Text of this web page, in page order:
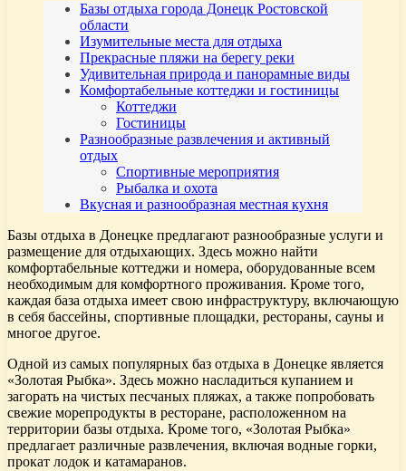
Базы отдыха города Донецк Ростовской
области
Изумительные места для отдыха
Прекрасные пляжи на берегу реки
Удивительная природа и панорамные виды
Комфортабельные коттеджи и гостиницы
Коттеджи
Гостиницы
Разнообразные развлечения и активный
отдых
Спортивные мероприятия
Рыбалка и охота
Вкусная и разнообразная местная кухня
Базы отдыха в Донецке предлагают разнообразные услуги и
размещение для отдыхающих. Здесь можно найти
комфортабельные коттеджи и номера, оборудованные всем
необходимым для комфортного проживания. Кроме того,
каждая база отдыха имеет свою инфраструктуру, включающую
в себя бассейны, спортивные площадки, рестораны, сауны и
многое другое.
Одной из самых популярных баз отдыха в Донецке является
«Золотая Рыбка». Здесь можно насладиться купанием и
загорать на чистых песчаных пляжах, а также попробовать
свежие морепродукты в ресторане, расположенном на
территории базы отдыха. Кроме того, «Золотая Рыбка»
предлагает различные развлечения, включая водные горки,
прокат лодок и катамаранов.